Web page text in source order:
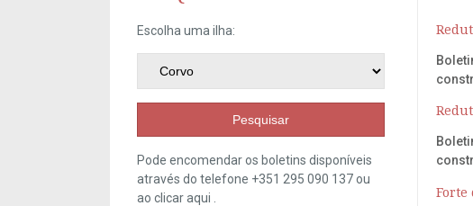
Escolha uma ilha:
Pesquisar
Pode encomendar os boletins disponíveis
através do telefone +351 295 090 137 ou
ao clicaraqui Forte